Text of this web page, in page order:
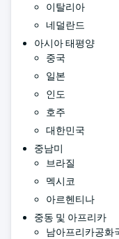
이탈리아
네덜란드
아시아 태평양
중국
일본
인도
호주
대한민국
중남미
브라질
멕시코
아르헨티나
중동 및 아프리카
남아프리카공화